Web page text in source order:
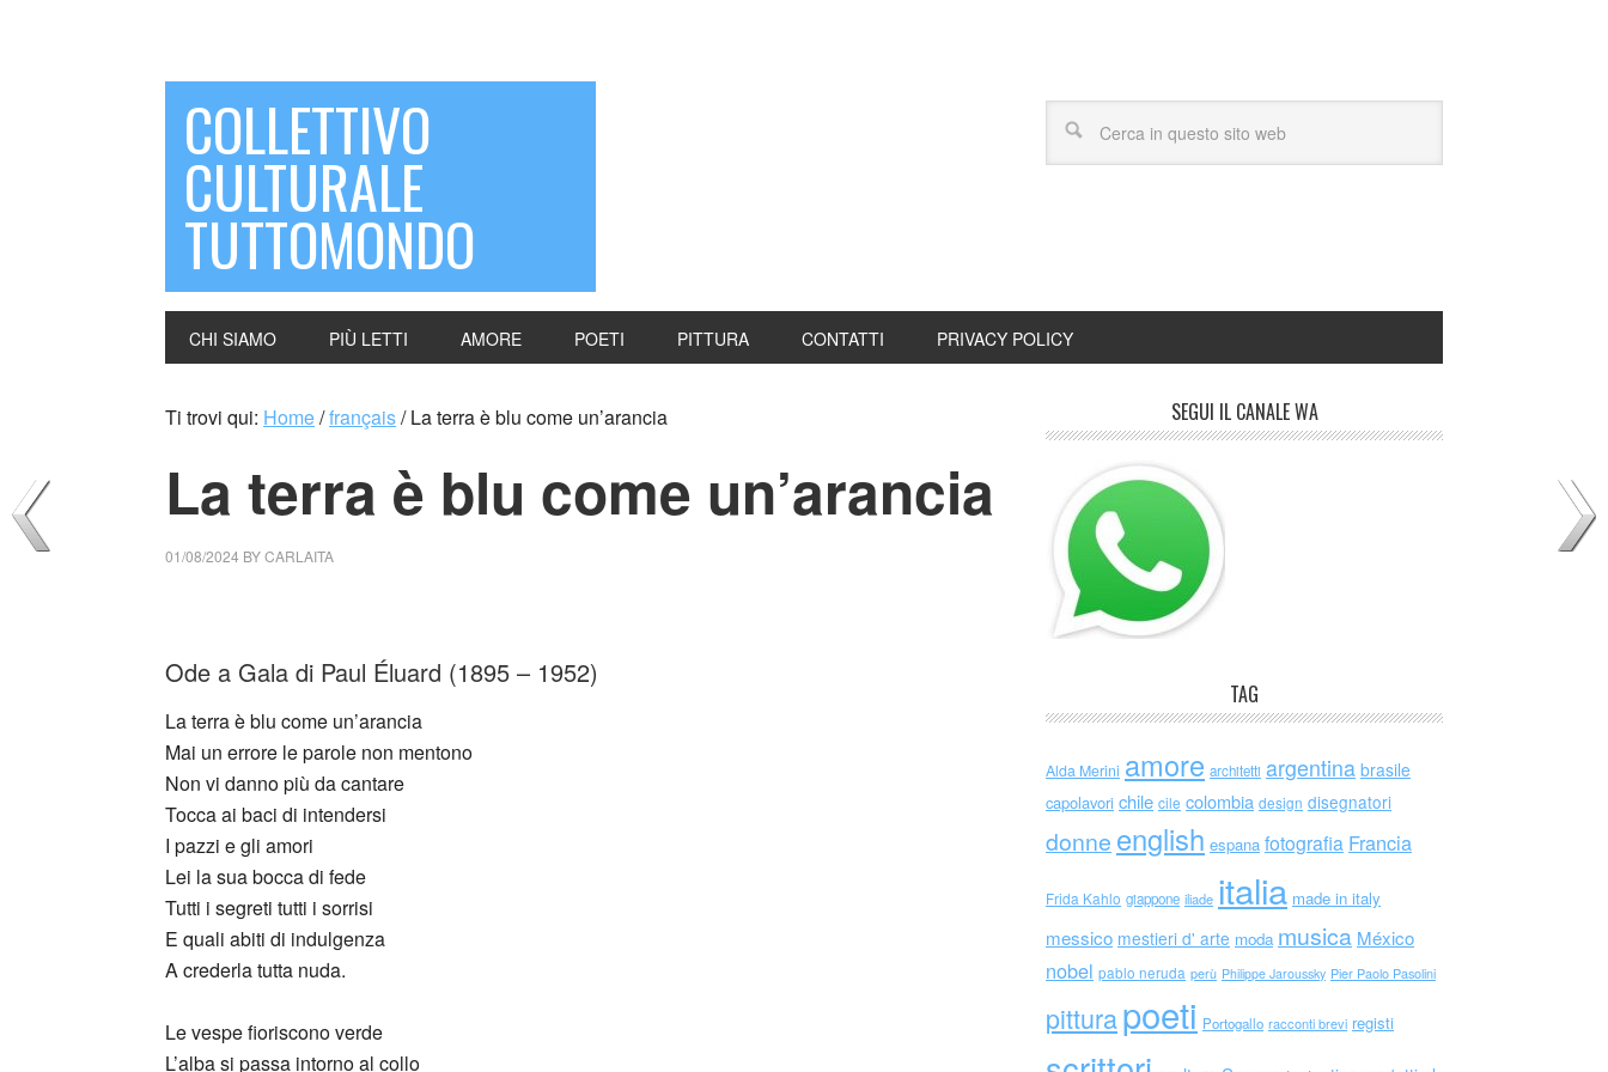
COLLETTIVO
CULTURALE
TUTTOMONDO
CHI SIAMO PIÙ LETTI AMORE POETI PITTURA CONTATTI PRIVACY POLICY
Ti trovi qui: Home/français/La terra è blu come un’arancia
La terra è blu come un’arancia
01/08/2024 BYCARLAITA
Ode a Gala di Paul Éluard (1895 – 1952)
La terra è blu come un’arancia
Mai un errore le parole non mentono
Non vi danno più da cantare
Tocca ai baci di intendersi
I pazzi e gli amori
Lei la sua bocca di fede
Tutti i segreti tutti i sorrisi
E quali abiti di indulgenza
A crederla tutta nuda.
Le vespe fioriscono verde
L’alba si passa intorno al collo
SEGUI IL CANALE WA
TAG
Alda Merini amore architetti argentina brasile
capolavori chile cile colombia design disegnatori
donne english espana fotografia Francia
Frida Kahlo giappone iliade italia made in italy
messico mestieri d' arte moda musica México
nobel pablo neruda perù Philippe Jaroussky Pier Paolo Pasolini
pitturapoeti Portogallo racconti brevi registi